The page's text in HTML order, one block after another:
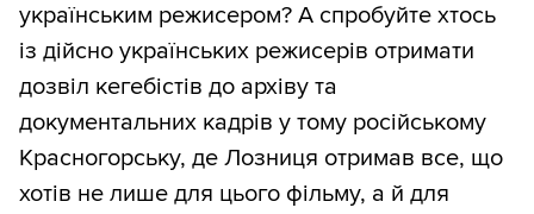
українським режисером? А спробуйте хтось
із дійсно українських режисерів отримати
дозвіл кегебістів до архіву та
документальних кадрів у тому російському
Красногорську, де Лозниця отримав все, що
хотів не лише для цього фільму, а й для